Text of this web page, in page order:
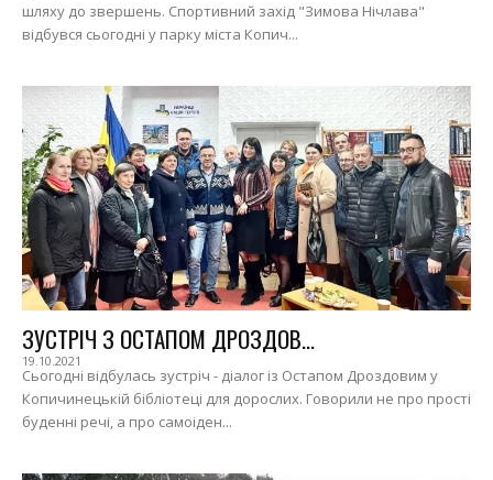
шляху до звершень. Спортивний захід "Зимова Нічлава"
відбувся сьогодні у парку міста Копич...
ЗУСТРІЧ З ОСТАПОМ ДРОЗДОВ...
19.10.2021
Сьогодні відбулась зустріч - діалог із Остапом Дроздовим у
Копичинецькій бібліотеці для дорослих. Говорили не про прості
буденні речі, а про самоіден...